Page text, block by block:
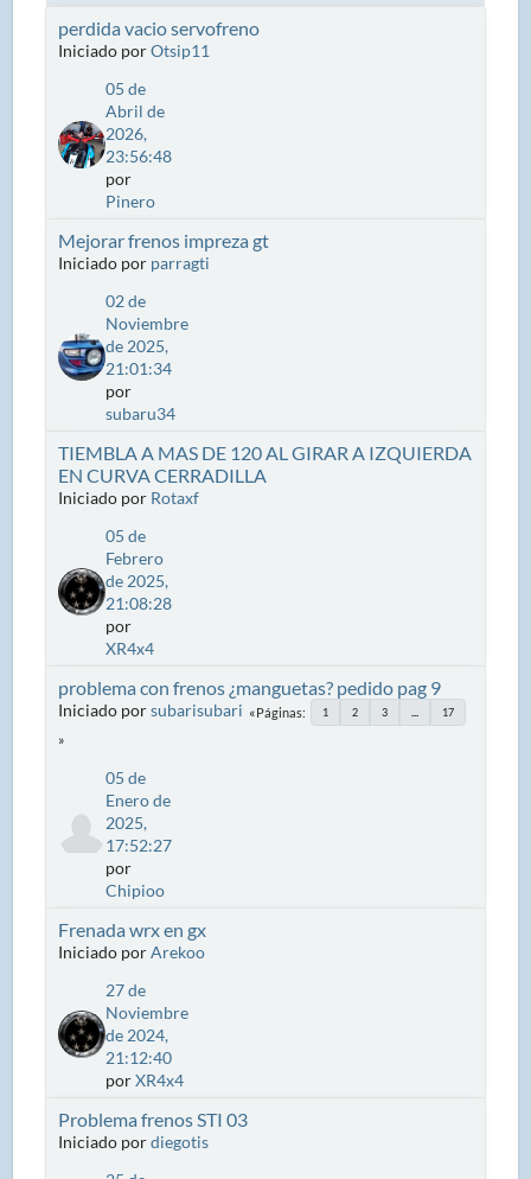
perdida vacio servofreno
Iniciado porOtsip11
05 de
Abril de
2026,
23:56:48
por
Pinero
Mejorar frenos impreza gt
Iniciado por parragti
02 de
Noviembre
de 2025,
21:01:34
por
subaru34
TIEMBLA A MAS DE 120 AL GIRAR A IZQUIERDA
EN CURVA CERRADILLA
Iniciado por Rotaxf
05 de
Febrero
de 2025,
21:08:28
por
XR4x4
problema con frenos ¿manguetas? pedido pag 9
Iniciado porsubarisubari Páginas 1 2 3 17
05 de
Enero de
2025,
17:52:27
por
Chipioo
Frenada wrx en gx
Iniciado porArekoo
27 de
Noviembre
de 2024,
21:12:40
porXR4x4
Problema frenos STI 03
Iniciado pordiegotis